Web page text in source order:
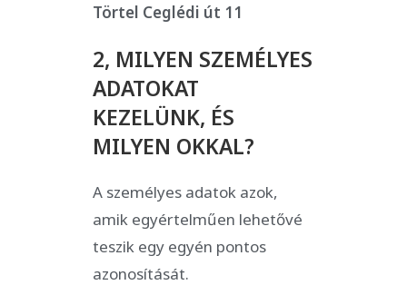
Törtel Ceglédi út 11
2, MILYEN SZEMÉLYES
ADATOKAT
KEZELÜNK, ÉS
MILYEN OKKAL?
A személyes adatok azok,
amik egyértelműen lehetővé
teszik egy egyén pontos
azonosítását.